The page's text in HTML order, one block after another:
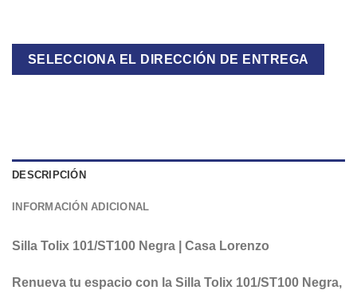
SELECCIONA EL DIRECCIÓN DE ENTREGA
DESCRIPCIÓN
INFORMACIÓN ADICIONAL
Silla Tolix 101/ST100 Negra | Casa Lorenzo
Renueva tu espacio con la Silla Tolix 101/ST100 Negra,